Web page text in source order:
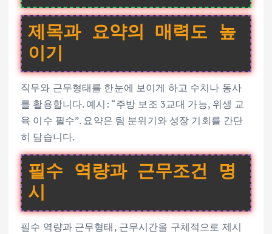
제목과 요약의 매력도 높
이기
직무와 근무형태를 한눈에 보이게 하고 수치나 동사
를 활용합니다. 예시: “주방 보조 3교대 가능, 위생 교
육 이수 필수”. 요약은 팀 분위기와 성장 기회를 간단
히 담습니다.
필수 역량과 근무조건 명
시
필수 역량과 근무형태, 근무시간을 구체적으로 제시